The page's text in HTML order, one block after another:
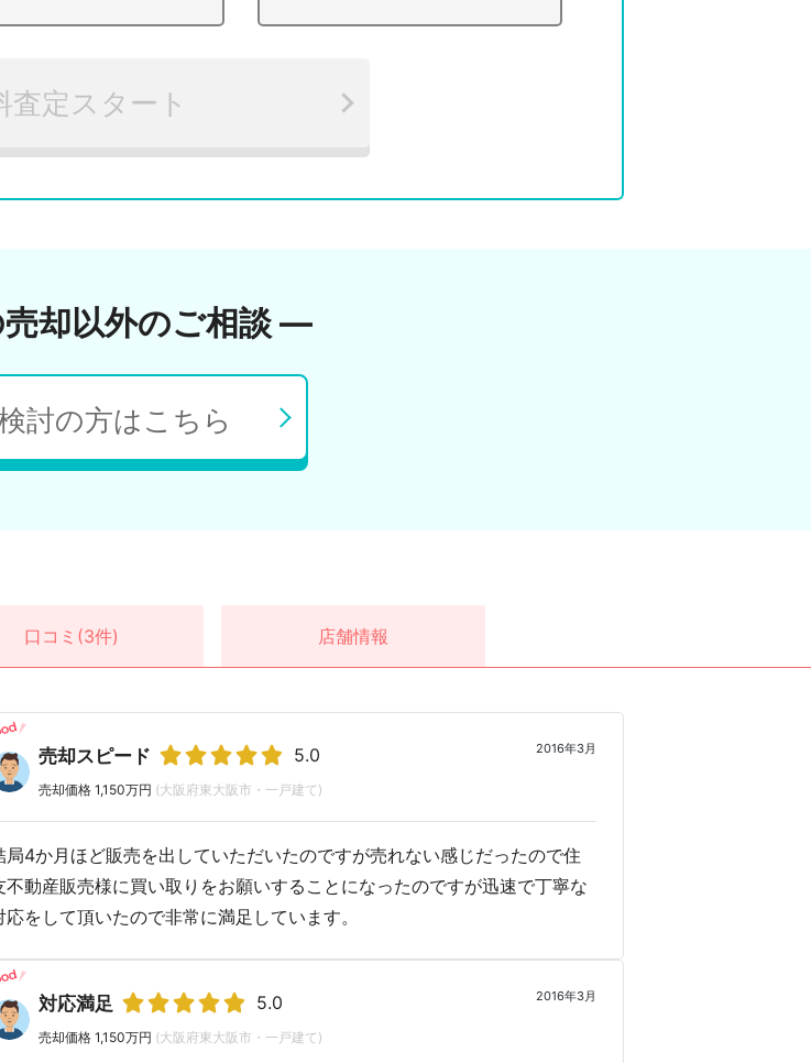
査定スタート
却以外のご相談 ―
討の方はこちら
口コミ (3件) 店舗情報
2016年3月
売却スピード 5.0
売却価格 1,150万円 (大阪府東大阪市・一戸建て)
局4か月ほど販売を出していただいたのですが売れない感じだったので住
不動産販売様に買い取りをお願いすることになったのですが迅速で丁寧な
応をして頂いたので非常に満足しています。
2016年3月
対応満足 5.0
売却価格 1,150万円 (大阪府東大阪市・一戸建て)